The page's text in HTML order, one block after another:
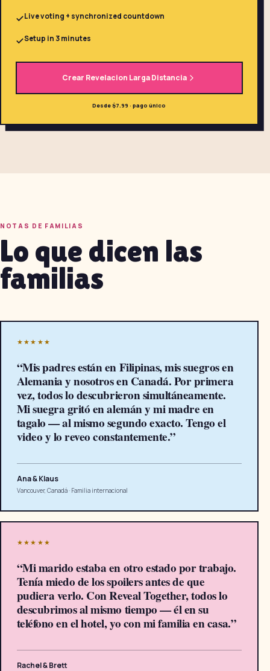
Live voting + synchronized countdown
Setup in 3 minutes
Crear Revelacion Larga Distancia
Desde $7.99 · pago único
NOTAS DE FAMILIAS
Lo que dicen las
familias
★★★★★
“Mis padres están en Filipinas, mis suegros en
Alemania y nosotros en Canadá. Por primera
vez, todos lo descubrieron simultáneamente.
Mi suegra gritó en alemán y mi madre en
tagalo — al mismo segundo exacto. Tengo el
video y lo reveo constantemente.”
Ana & Klaus
Vancouver, Canadá· Familia internacional
★★★★★
“Mi marido estaba en otro estado por trabajo.
Tenía miedo de los spoilers antes de que
pudiera verlo. Con Reveal Together, todos lo
descubrimos al mismo tiempo — él en su
teléfono en el hotel, yo con mi familia en casa.”
Rachel & Brett